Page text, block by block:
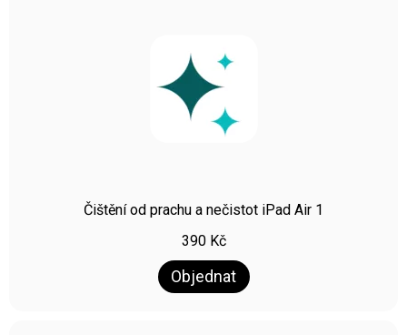
Čištění od prachu a nečistot iPad Air 1
390 Kč
Objednat